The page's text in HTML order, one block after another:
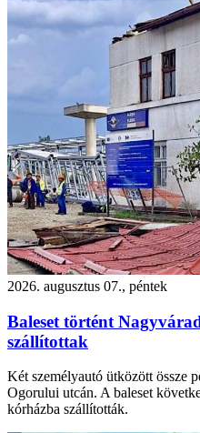
2026. augusztus 07., péntek
Baleset történt
szállítottak
Két személyautó ütközött össze
Ogorului utcán. A baleset
kórházba szállították.